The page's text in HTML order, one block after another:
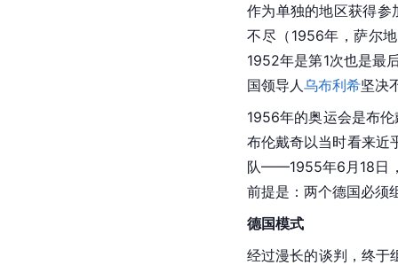
作为单独的地区获得参
不尽（1956年，萨尔
1952年是第1次也是最
国领导人 乌布利希坚决
1956年的奥运会是布
布伦戴奇以当时看来近
队——1955年6月18日
前提是：两个德国必须
德国模式
经过漫长的谈判，终于